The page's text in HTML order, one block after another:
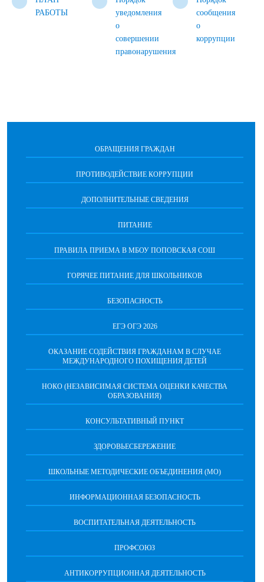
РАБОТЫ
уведомления
о
совершении
правонарушения
сообщения
о
коррупции
ОБРАЩЕНИЯ ГРАЖДАН
ПРОТИВОДЕЙСТВИЕ КОРРУПЦИИ
ДОПОЛНИТЕЛЬНЫЕ СВЕДЕНИЯ
ПИТАНИЕ
ПРАВИЛА ПРИЕМА В МБОУ ПОПОВСКАЯ СОШ
ГОРЯЧЕЕ ПИТАНИЕ ДЛЯ ШКОЛЬНИКОВ
БЕЗОПАСНОСТЬ
ЕГЭ ОГЭ 2026
ОКАЗАНИЕ СОДЕЙСТВИЯ ГРАЖДАНАМ В СЛУЧАЕ
МЕЖДУНАРОДНОГО ПОХИЩЕНИЯ ДЕТЕЙ
НОКО (НЕЗАВИСИМАЯ СИСТЕМА ОЦЕНКИ КАЧЕСТВА
ОБРАЗОВАНИЯ)
КОНСУЛЬТАТИВНЫЙ ПУНКТ
ЗДОРОВЬЕСБЕРЕЖЕНИЕ
ШКОЛЬНЫЕ МЕТОДИЧЕСКИЕ ОБЪЕДИНЕНИЯ (МО)
ИНФОРМАЦИОННАЯ БЕЗОПАСНОСТЬ
ВОСПИТАТЕЛЬНАЯ ДЕЯТЕЛЬНОСТЬ
ПРОФСОЮЗ
АНТИКОРРУПЦИОННАЯ ДЕЯТЕЛЬНОСТЬ